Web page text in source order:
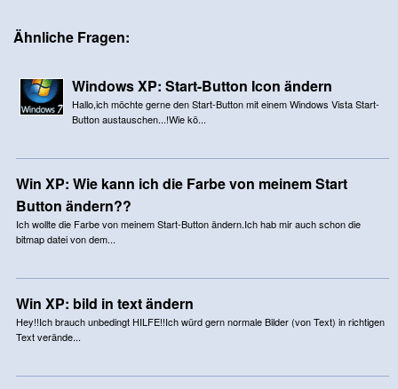
Ähnliche Fragen:
Windows XP: Start-Button Icon ändern
Hallo,ich möchte gerne den Start-Button mit einem Windows Vista Start-
Button austauschen...!Wie kö...
Win XP: Wie kann ich die Farbe von meinem Start
Button ändern??
Ich wollte die Farbe von meinem Start-Button ändern.Ich hab mir auch schon die
bitmap datei von dem...
Win XP: bild in text ändern
Hey!!Ich brauch unbedingt HILFE!!Ich würd gern normale Bilder (von Text) in richtigen
Text verände...